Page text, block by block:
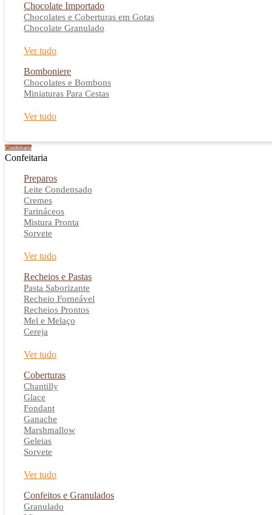
Chocolate Importado
Chocolates e Coberturas em Gotas
Chocolate Granulado
Ver tudo
Bomboniere
Chocolates e Bombons
Miniaturas Para Cestas
Ver tudo
Confeitaria
Confeitaria
Preparos
Leite Condensado
Cremes
Farináceos
Mistura Pronta
Sorvete
Ver tudo
Recheios e Pastas
Pasta Saborizante
Recheio Forneável
Recheios Prontos
Mel e Melaço
Cereja
Ver tudo
Coberturas
Chantilly
Glace
Fondant
Ganache
Marshmallow
Geleias
Sorvete
Ver tudo
Confeitos e Granulados
Granulado